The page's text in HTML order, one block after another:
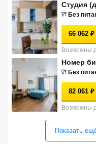
Студия
Без
66 062 ₽
Возможны
Номер
Без
82 061 ₽
Возможны
Показать
Лучшие отели 3* звезды
Недорогие отели 3*
звезды
Сетевые отели Турции
Сетевые отели Египта
Сетевые отели ОАЭ
Сетевые отели